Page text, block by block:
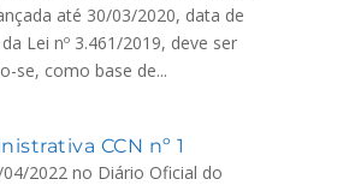
até 30/03/2020, data de
Lei nº 3.461/2019, deve ser
se, como base de...
CCN nº 1
2022 no Diário Oficial do